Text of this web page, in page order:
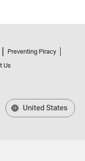
Preventing Piracy
Us
United States